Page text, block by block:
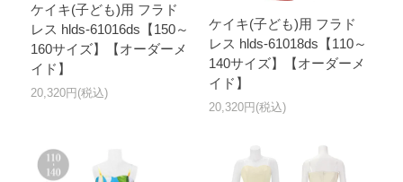
ケイキ(子ども)用 フラド
レス hlds-61016ds【150～
160サイズ】【オーダーメ
イド】
20,320円(税込)
ケイキ(子ども)用 フラド
レス hlds-61018ds【110～
140サイズ】【オーダーメ
イド】
20,320円(税込)